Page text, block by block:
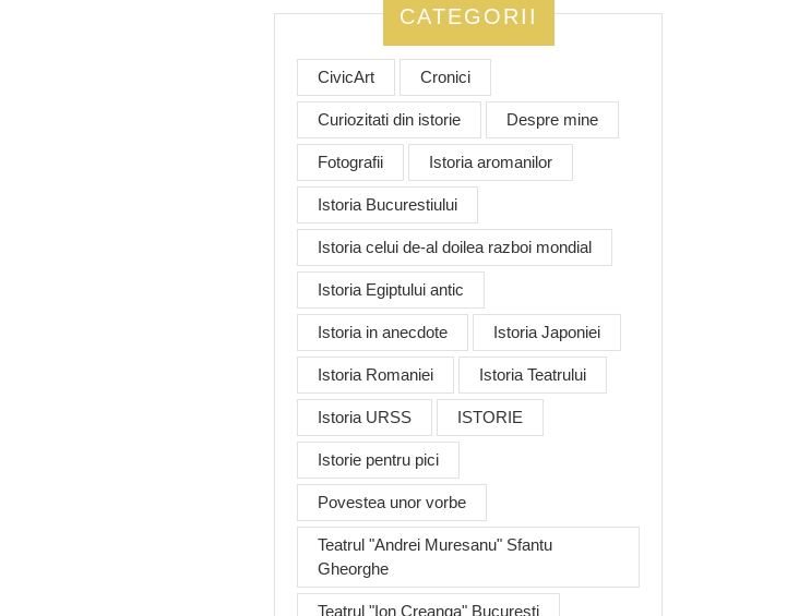
CATEGORII
CivicArt Cronici
Curiozitati din istorie Despre mine
Fotografii Istoria aromanilor
Istoria Bucurestiului
Istoria celui de-al doilea razboi mondial
Istoria Egiptului antic
Istoria in anecdote Istoria Japoniei
Istoria Romaniei Istoria Teatrului
Istoria URSS ISTORIE
Istorie pentru pici
Povestea unor vorbe
Teatrul "Andrei Muresanu" Sfantu
Gheorghe
Teatrul "Ion Creanga" Bucuresti